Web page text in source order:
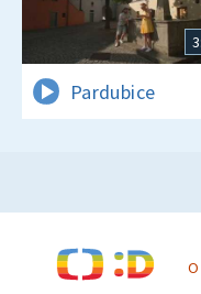
Pardubice